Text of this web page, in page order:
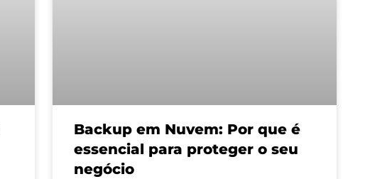
Backup em Nuvem: Por que é
essencial para proteger o seu
negócio